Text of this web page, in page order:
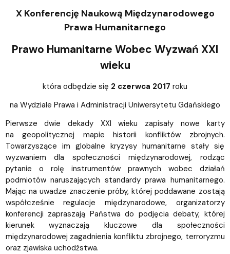
X Konferencję Naukową Międzynarodowego
Prawa Humanitarnego
Prawo Humanitarne Wobec Wyzwań XXI
wieku
która odbędzie się 2 czerwca 2017 roku
na Wydziale Prawa i Administracji Uniwersytetu Gdańskiego
Pierwsze dwie dekady XXI wieku zapisały nowe karty
na geopolitycznej mapie historii konfliktów zbrojnych.
Towarzyszące im globalne kryzysy humanitarne stały się
wyzwaniem dla społeczności międzynarodowej, rodząc
pytanie o rolę instrumentów prawnych wobec działań
podmiotów naruszających standardy prawa humanitarnego.
Mając na uwadze znaczenie próby, której poddawane zostają
współcześnie regulacje międzynarodowe, organizatorzy
konferencji zapraszają Państwa do podjęcia debaty, której
kierunek wyznaczają kluczowe dla społeczności
międzynarodowej zagadnienia konfliktu zbrojnego, terroryzmu
oraz zjawiska uchodźstwa.